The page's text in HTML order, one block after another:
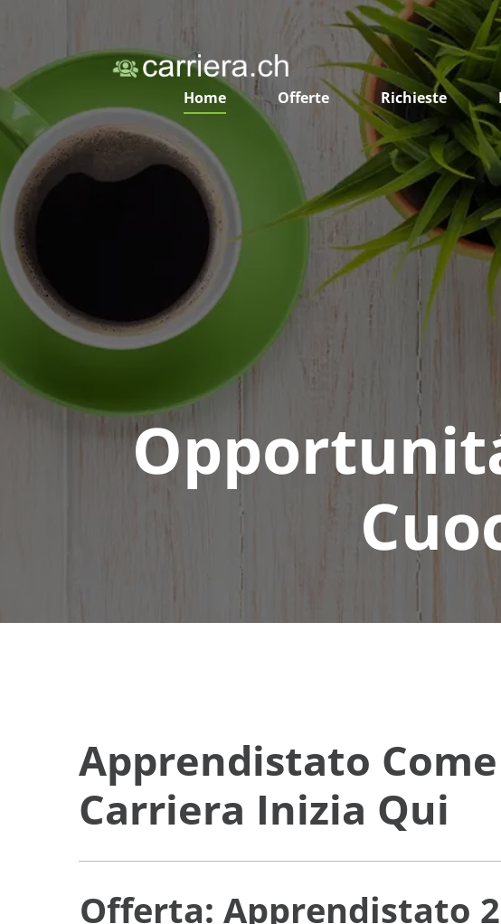
Home Offerte Richieste
Apprendistato
Carriera Inizia Qui
Offerta: Apprendistato